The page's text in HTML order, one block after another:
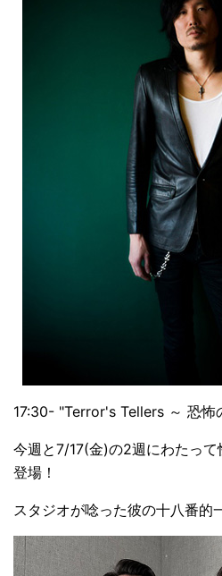
17:30- "Terror's Tellers ～ 恐怖
今週と7/17(金)の2週にわたっ
登場！
スタジオが唸った彼の十八番的